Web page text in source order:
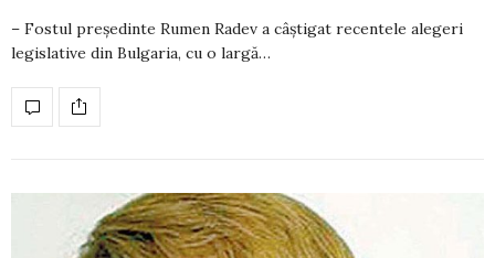
– Fostul președinte Rumen Radev a câștigat recentele alegeri
legislative din Bulgaria, cu o largă…